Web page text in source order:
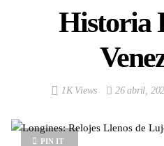
Historia
1K Views 26 abril,
PIN IT